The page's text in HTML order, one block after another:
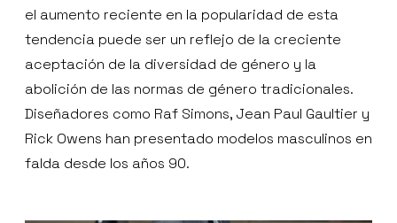
el aumento reciente en la popularidad de esta
tendencia puede ser un reflejo de la creciente
aceptación de la diversidad de género y la
abolición de las normas de género tradicionales.
Diseñadores como Raf Simons, Jean Paul Gaultier y
Rick Owens han presentado modelos masculinos en
falda desde los años 90.